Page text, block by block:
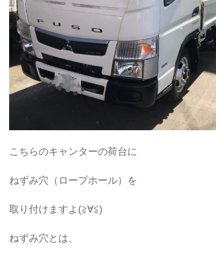
こちらのキャンターの荷台に
ねずみ穴（ロープホール）を
取り付けますよ(≧∀≦)
ねずみ穴とは、